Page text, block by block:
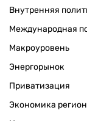
Внутренняя
Международная
Макроуровень
Энергорынок
Приватизация
Экономика